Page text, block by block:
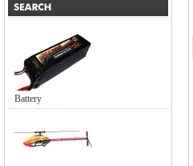
Battery